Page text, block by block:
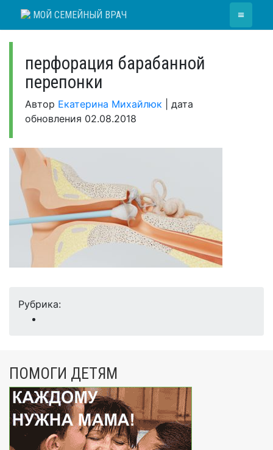
МОЙ СЕМЕЙНЫЙ ВРАЧ ≡
перфорация барабанной
перепонки
Автор Екатерина Михайлюк
дата
обновления 02.08.2018
Рубрика:
ПОМОГИ ДЕТЯМ